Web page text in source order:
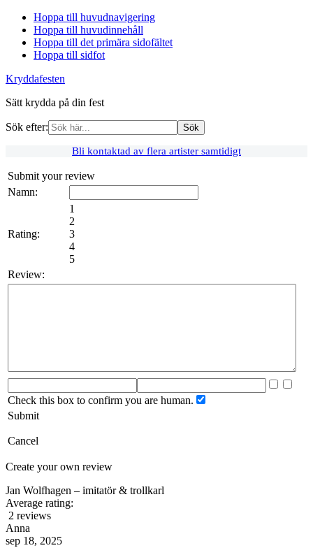
Hoppa till huvudnavigering
Hoppa till huvudinnehåll
Hoppa till det primära sidofältet
Hoppa till sidfot
Kryddafesten
Sätt krydda på din fest
Sök efter:
Bli kontaktad av flera artister samtidigt
Submit your review
Namn:
Rating:
1
2
3
4
5
Review:
Check this box to confirm you are human.
Submit
Cancel
Create your own review
Jan Wolfhagen – imitatör & trollkarl
Average rating:
2 reviews
Anna
sep 18, 2025